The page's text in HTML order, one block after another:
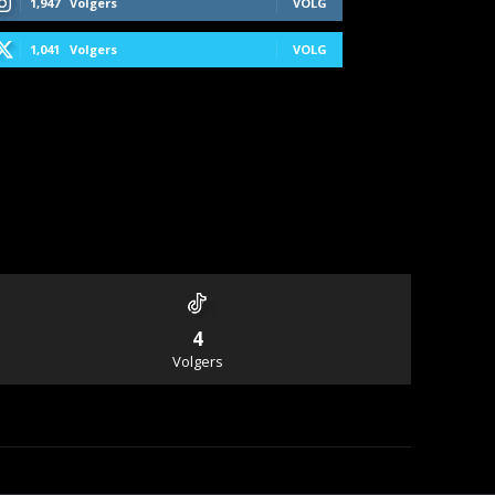
1,041 Volgers VOLG
4
Volgers